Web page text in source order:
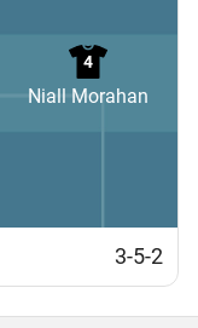
4
Niall Morahan
3-5-2